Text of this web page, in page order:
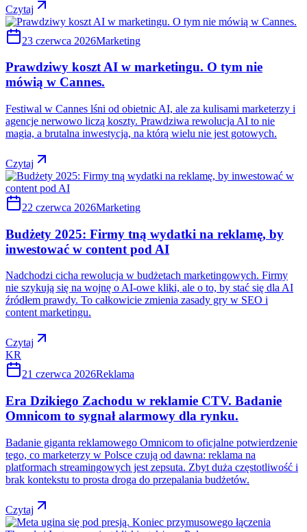
Czytaj
23 czerwca 2026Marketing
Prawdziwy koszt AI w marketingu. O tym nie
mówią w Cannes.
Festiwal w Cannes lśni od obietnic AI, ale za kulisami marketerzy i
agencje nerwowo liczą koszty. Prawdziwa rewolucja AI to nie
magia, a brutalna inwestycja, na którą wielu nie jest gotowych.
Czytaj
22 czerwca 2026Marketing
Budżety 2025: Firmy tną wydatki na reklamę, by
inwestować w content pod AI
Nadchodzi cicha rewolucja w budżetach marketingowych. Firmy
nie szykują się na wojnę o AI-owe kliki, ale o to, by stać się dla AI
źródłem prawdy. To całkowicie zmienia zasady gry w SEO i
content marketingu.
Czytaj
KR
21 czerwca 2026Reklama
Era Dzikiego Zachodu w reklamie CTV. Badanie
Omnicom to sygnał alarmowy dla rynku.
Badanie giganta reklamowego Omnicom to oficjalne potwierdzenie
tego, co marketerzy w Polsce czują od dawna: reklama na
platformach streamingowych jest zepsuta. Zbyt duża częstotliwość i
brak kontekstu to prosta droga do przepalania budżetów.
Czytaj